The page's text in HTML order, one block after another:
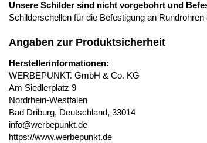
Unsere Schilder sind nicht vorgebohrt und
Schilderschellen für die Befestigung an
Angaben zur Produktsicherheit
Herstellerinformationen:
WERBEPUNKT. GmbH & Co. KG
Am Siedlerplatz 9
Nordrhein-Westfalen
Bad Driburg, Deutschland, 33014
info@werbepunkt.de
https://www.werbepunkt.de